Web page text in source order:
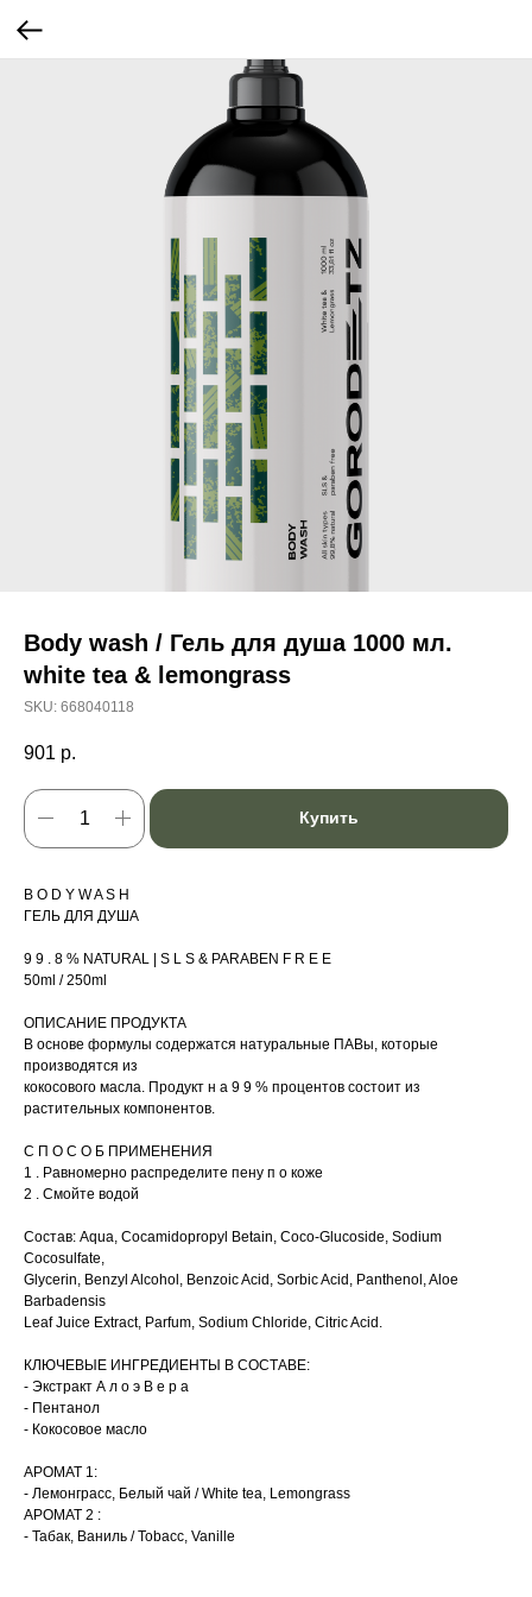
Body wash / Гель для душа 1000 мл.
white tea & lemongrass
SKU: 668040118
901 р.
Купить
B O D Y W A S H
ГЕЛЬ ДЛЯ ДУША
9 9 . 8 % NATURAL | S L S & PARABEN F R E E
50ml / 250ml
ОПИСАНИЕ ПРОДУКТА
В основе формулы содержатся натуральные ПАВы, которые
производятся из
кокосового масла. Продукт н а 9 9 % процентов состоит из
растительных компонентов.
С П О С О Б ПРИМЕНЕНИЯ
1 . Равномерно распределите пену п о коже
2 . Смойте водой
Состав: Aqua, Cocamidopropyl Betain, Coco-Glucoside, Sodium
Cocosulfate,
Glycerin, Benzyl Alcohol, Benzoic Acid, Sorbic Acid, Panthenol, Aloe
Barbadensis
Leaf Juice Extract, Parfum, Sodium Chloride, Citric Acid.
КЛЮЧЕВЫЕ ИНГРЕДИЕНТЫ В СОСТАВЕ:
- Экстракт А л о э В е р а
- Пентанол
- Кокосовое масло
АРОМАТ 1:
- Лемонграсс, Белый чай / White tea, Lemongrass
АРОМАТ 2 :
- Табак, Ваниль / Tobacc, Vanille